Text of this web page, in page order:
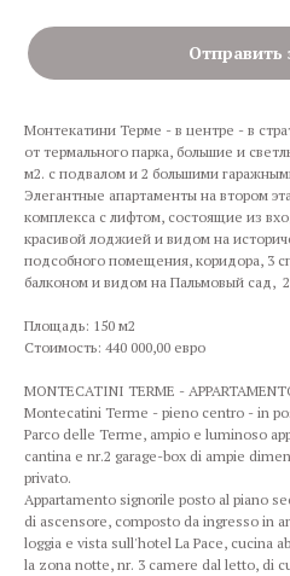
Отправить
Монтекатини Терме - в центре - в
от термального парка, большие и
м2. с подвалом и 2 большими
Элегантные апартаменты на втором
комплекса с лифтом, состоящие из
красивой лоджией и видом на
подсобного помещения, коридора, 3
балконом и видом на Пальмовый сад,
Площадь: 150 м2
Стоимость: 440 000,00 евро
MONTECATINI TERME -
Montecatini Terme - pieno centro - in
Parco delle Terme, ampio e luminoso
cantina e nr.2 garage-box di ampie
privato.
Appartamento signorile posto al piano
di ascensore, composto da ingresso in
loggia e vista sull'hotel La Pace, cucina
la zona notte, nr. 3 camere dal letto, di